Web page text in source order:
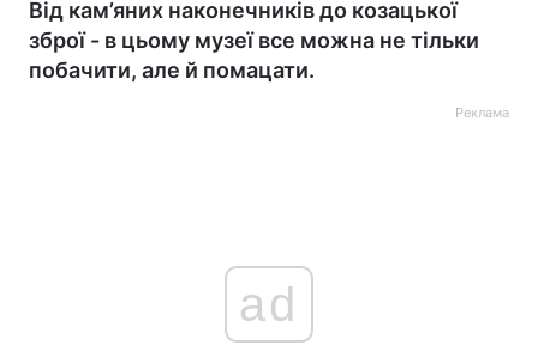
Від кам’яних наконечників до козацької
зброї - в цьому музеї все можна не тільки
побачити, але й помацати.
Реклама
ad